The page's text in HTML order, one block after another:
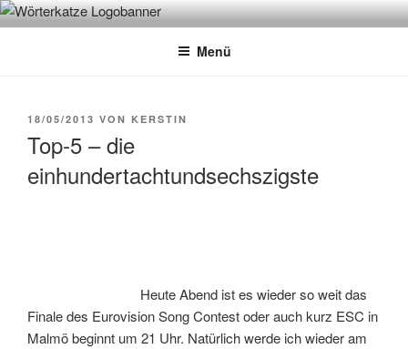
Zum
InhaltWÖRTERKATZE
Von Büchern erzählen
Menü
VERÖFFENTLICHT
18/05/2013 VON KERSTIN
Top-5 – die
einhundertachtundsechszigste
Heute Abend ist es wieder so weit das
Finale des Eurovision Song Contest oder auch kurz ESC in
Malmö beginnt um 21 Uhr. Natürlich werde ich wieder am